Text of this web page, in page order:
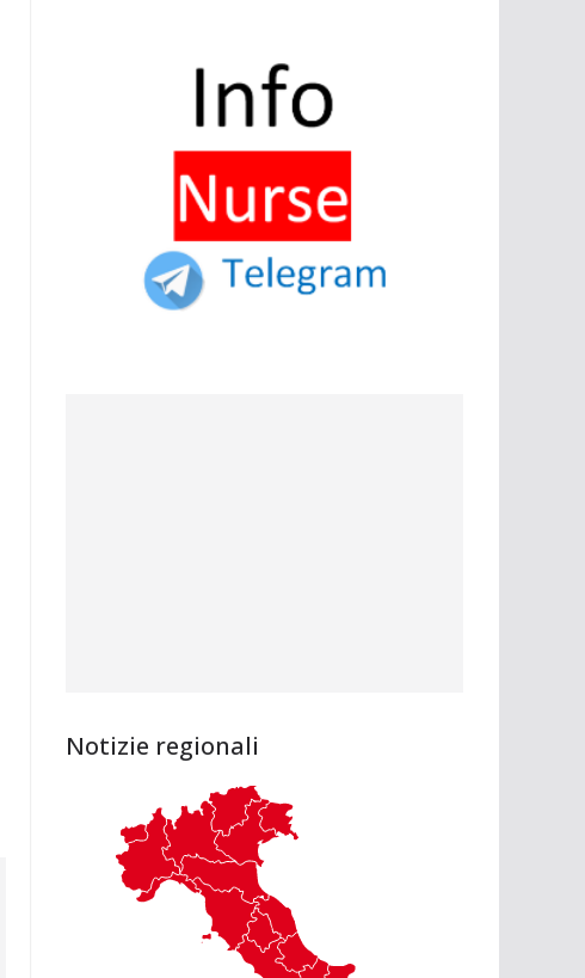
Notizie regionali